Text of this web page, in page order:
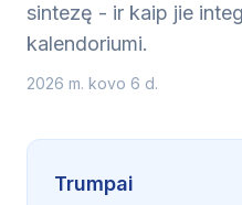
sintezę - ir kaip jie
kalendoriumi.
2026 m. kovo 6 d.
Trumpai